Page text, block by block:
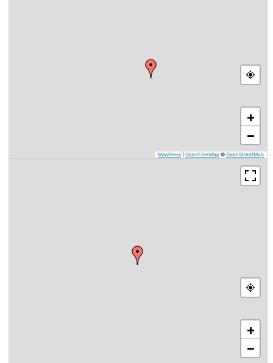
+
−
MapPress OpenFreeMap © OpenStreetMap
+
−